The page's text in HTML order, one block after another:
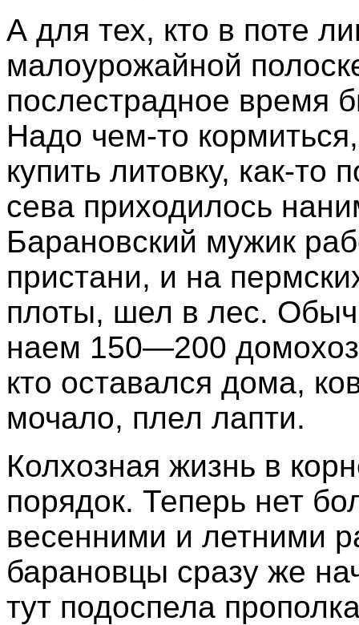
А для тех, кто в поте
малоурожайной
послестрадное время
Надо чем-то
купить литовку, как-
сева приходилось
Барановский мужик
пристани, и на
плоты, шел в лес.
наем 150—200
кто оставался дома,
мочало, плел лапти.
Колхозная жизнь в
порядок. Теперь нет
весенними и летними
барановцы сразу же
тут подоспела